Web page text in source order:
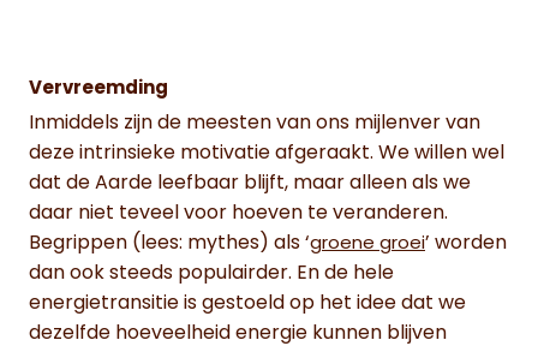
Vervreemding
Inmiddels zijn de meesten van ons mijlenver van
deze intrinsieke motivatie afgeraakt. We willen wel
dat de Aarde leefbaar blijft, maar alleen als we
daar niet teveel voor hoeven te veranderen.
Begrippen (lees: mythes) als ‘groene groei’ worden
dan ook steeds populairder. En de hele
energietransitie is gestoeld op het idee dat we
dezelfde hoeveelheid energie kunnen blijven